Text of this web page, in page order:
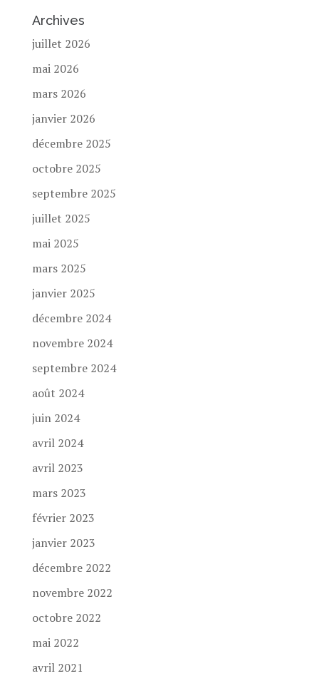
Archives
juillet 2026
mai 2026
mars 2026
janvier 2026
décembre 2025
octobre 2025
septembre 2025
juillet 2025
mai 2025
mars 2025
janvier 2025
décembre 2024
novembre 2024
septembre 2024
août 2024
juin 2024
avril 2024
avril 2023
mars 2023
février 2023
janvier 2023
décembre 2022
novembre 2022
octobre 2022
mai 2022
avril 2021